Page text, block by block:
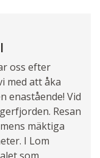
oss efter
med att åka
enastående! Vid
Resan
mäktiga
I Lom